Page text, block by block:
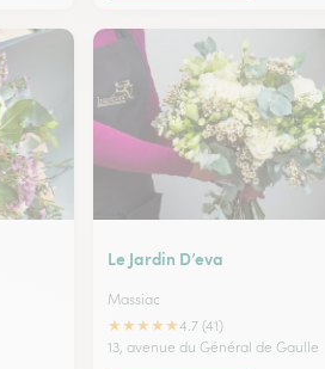
Le Jardin D’eva
Massiac
★★★★★4.7 (41)
13, avenue du Général de Gaulle